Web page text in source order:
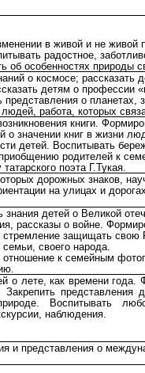
в живой и не живой
радостное,
об особенностях природы
о космосе; рассказать
детям о профессии
представления о планетах,
работа, которых
книги.
о значении книг в жизни
детей. Воспитывать
родителей к
поэта Г.Тукая.
дорожных знаков,
на улицах и
знания детей о Великой
рассказы о войне.
стремление защищать
своего народа.
отношение к семейным
о лете, как времени
Воспитывать
наблюдения.
и представления о